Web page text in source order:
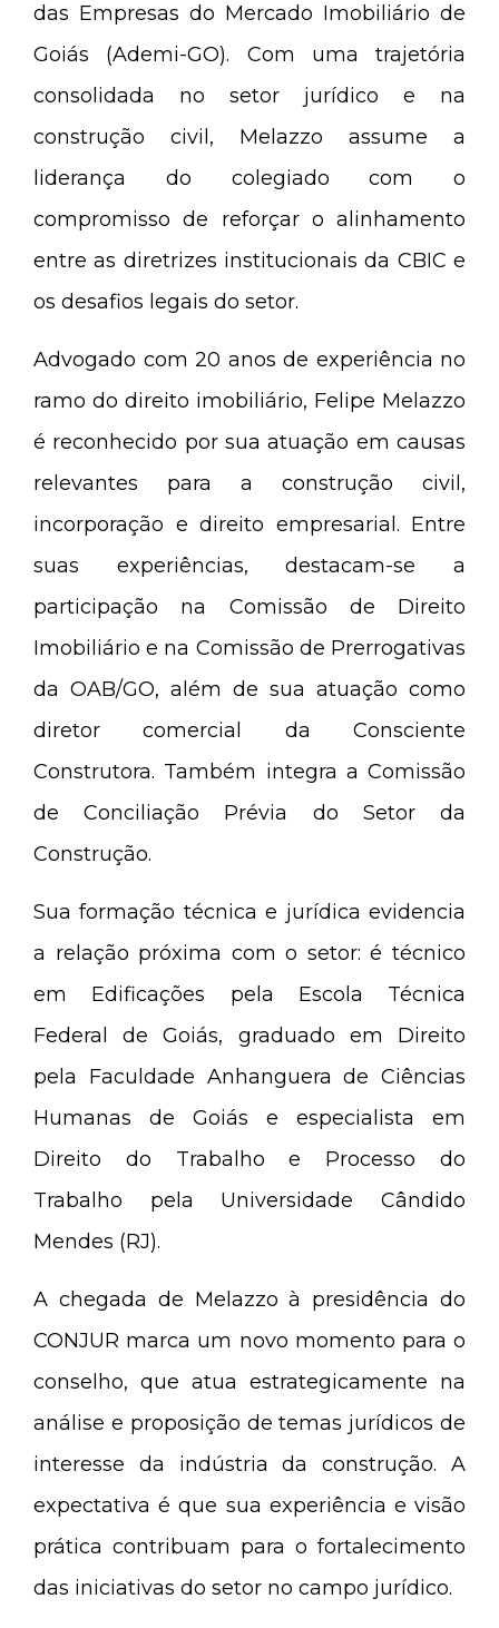
das Empresas do Mercado Imobiliário de
Goiás (Ademi-GO). Com uma trajetória
consolidada no setor jurídico e na
construção civil, Melazzo assume a
liderança do colegiado com o
compromisso de reforçar o alinhamento
entre as diretrizes institucionais da CBIC e
os desafios legais do setor.
Advogado com 20 anos de experiência no
ramo do direito imobiliário, Felipe Melazzo
é reconhecido por sua atuação em causas
relevantes para a construção civil,
incorporação e direito empresarial. Entre
suas experiências, destacam-se a
participação na Comissão de Direito
Imobiliário e na Comissão de Prerrogativas
da OAB/GO, além de sua atuação como
diretor comercial da Consciente
Construtora. Também integra a Comissão
de Conciliação Prévia do Setor da
Construção.
Sua formação técnica e jurídica evidencia
a relação próxima com o setor: é técnico
em Edificações pela Escola Técnica
Federal de Goiás, graduado em Direito
pela Faculdade Anhanguera de Ciências
Humanas de Goiás e especialista em
Direito do Trabalho e Processo do
Trabalho pela Universidade Cândido
Mendes (RJ).
A chegada de Melazzo à presidência do
CONJUR marca um novo momento para o
conselho, que atua estrategicamente na
análise e proposição de temas jurídicos de
interesse da indústria da construção. A
expectativa é que sua experiência e visão
prática contribuam para o fortalecimento
das iniciativas do setor no campo jurídico.